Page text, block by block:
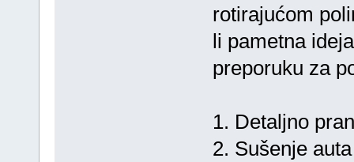
rotirajućom
li pametna
preporuku za
1. Detaljno
2. Sušenje auta